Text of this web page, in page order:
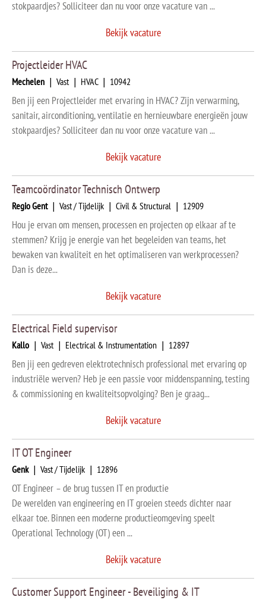
stokpaardjes? Solliciteer dan nu voor onze vacature van ...
Bekijk vacature
Projectleider HVAC
Mechelen | Vast | HVAC | 10942
Ben jij een Projectleider met ervaring in HVAC? Zijn verwarming,
sanitair, airconditioning, ventilatie en hernieuwbare energieën jouw
stokpaardjes? Solliciteer dan nu voor onze vacature van ...
Bekijk vacature
Teamcoördinator Technisch Ontwerp
Regio Gent | Vast / Tijdelijk | Civil & Structural | 12909
Hou je ervan om mensen, processen en projecten op elkaar af te
stemmen? Krijg je energie van het begeleiden van teams, het
bewaken van kwaliteit en het optimaliseren van werkprocessen?
Dan is deze...
Bekijk vacature
Electrical Field supervisor
Kallo | Vast | Electrical & Instrumentation | 12897
Ben jij een gedreven elektrotechnisch professional met ervaring op
industriële werven? Heb je een passie voor middenspanning, testing
& commissioning en kwaliteitsopvolging? Ben je graag...
Bekijk vacature
IT OT Engineer
Genk | Vast / Tijdelijk | 12896
OT Engineer – de brug tussen IT en productie
De werelden van engineering en IT groeien steeds dichter naar
elkaar toe. Binnen een moderne productieomgeving speelt
Operational Technology (OT) een ...
Bekijk vacature
Customer Support Engineer - Beveiliging & IT